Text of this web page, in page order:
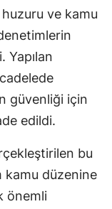
ve kamu
Yapılan
güvenliği için
edildi.
bu
kamu düzenine
önemli